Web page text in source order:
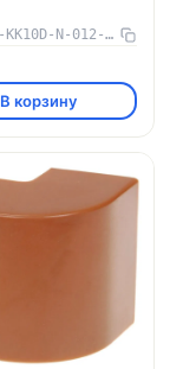
SKU: EL-KK10D-N-012-012-K34
В корзину